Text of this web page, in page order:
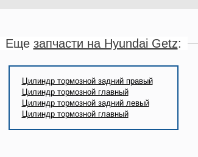
Еще запчасти на Hyundai Getz:
Цилиндр тормозной задний правый
Цилиндр тормозной главный
Цилиндр тормозной задний левый
Цилиндр тормозной главный